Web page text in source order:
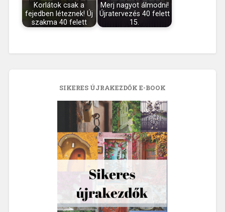
Korlátok csak a
fejedben léteznek! Új
szakma 40 felett
Merj nagyot álmodni!
Újratervezés 40 felett
15.
SIKERES ÚJRAKEZDŐK E-BOOK